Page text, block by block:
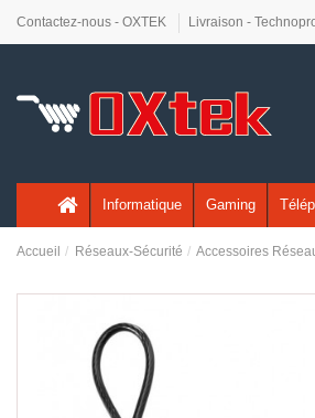
Contactez-nous - OXTEK Livraison -
Informatique Gaming
Accueil Réseaux-Sécurité Accessoires